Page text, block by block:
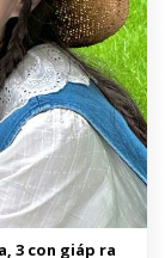
3 con giáp ra